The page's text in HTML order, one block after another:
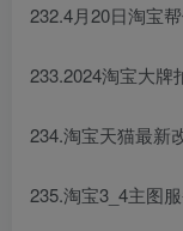
232.4月20日淘宝
233.2024淘宝大牌
234.淘宝天猫最新
235.淘宝3_4主图